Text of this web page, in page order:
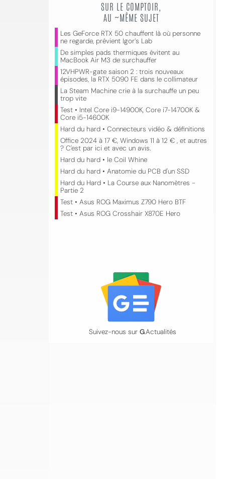
SUR LE COMPTOIR,
AU ~MÊME SUJET
Les GeForce RTX 50 chauffent là où personne
ne regarde, prévient Igor’s Lab
De simples pads thermiques évitent au
MacBook Air M3 de surchauffer
12VHPWR-gate saison 2 : trois nouveaux
épisodes, la RTX 5090 FE dans le collimateur
La Steam Machine crie à la surchauffe un peu
trop vite
Test • Intel Core i9-14900K, Core i7-14700K &
Core i5-14600K
Hard du hard • Connecteurs vidéo & définitions
Office 2024 à 17 €, Windows 11 à 12 € , et autres
? C'est par ici et avec un avis.
Hard du hard • le Coil Whine
Hard du hard • Anatomie du PCB d'un SSD
Hard du Hard • La Course aux Nanomètres -
Partie 2
Test • Asus ROG Maximus Z790 Hero BTF
Test • Asus ROG Crosshair X870E Hero
Suivez-nous sur G.Actualités